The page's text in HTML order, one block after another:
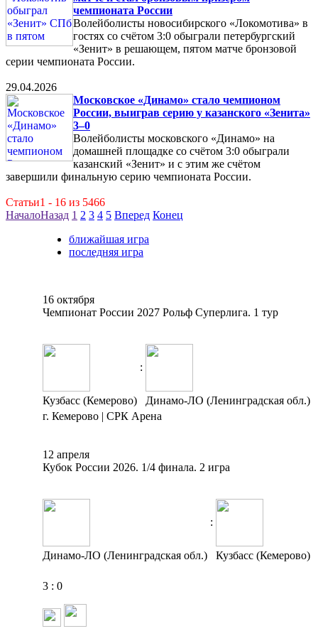
чемпионата России
Волейболисты новосибирского «Локомотива» в
гостях со счётом 3:0 обыграли петербургский
«Зенит» в решающем, пятом матче бронзовой
серии чемпионата России.
29.04.2026
Московское «Динамо» стало чемпионом
России, выиграв серию у казанского «Зенита»
3–0
Волейболисты московского «Динамо» на
домашней площадке со счётом 3:0 обыграли
казанский «Зенит» и с этим же счётом
завершили финальную серию чемпионата России.
Статьи1 - 16 из 5466
НачалоНазад 1 2 3 4 5 Вперед Конец
ближайшая игра
последняя игра
16 октября
Чемпионат России 2027 Рольф Суперлига. 1 тур
:
Кузбасс (Кемерово)
Динамо-ЛО (Ленинградская обл.)
г. Кемерово | СРК Арена
12 апреля
Кубок России 2026. 1/4 финала. 2 игра
:
Динамо-ЛО (Ленинградская обл.) Кузбасс (Кемерово)
3 : 0